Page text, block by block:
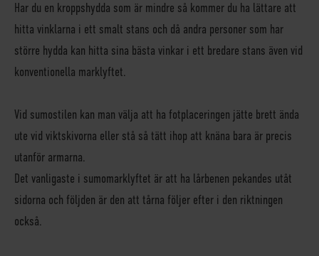
Har du en kroppshydda som är mindre så kommer du ha lättare att
hitta vinklarna i ett smalt stans och då andra personer som har
större hydda kan hitta sina bästa vinkar i ett bredare stans även vid
konventionella marklyftet.
Vid sumostilen kan man välja att ha fotplaceringen jätte brett ända
ute vid viktskivorna eller stå så tätt ihop att knäna bara är precis
utanför armarna.
Det vanligaste i sumomarklyftet är att ha lårbenen pekandes utåt
sidorna och följden är den att tårna följer efter i den riktningen
också.